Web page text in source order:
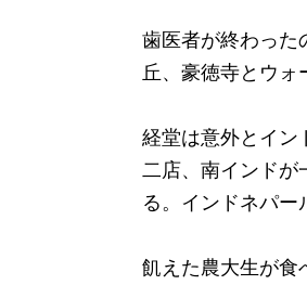
歯医者が終わった
丘、豪徳寺とウォ
経堂は意外とイン
二店、南インドが
る。インドネパー
飢えた農大生が食